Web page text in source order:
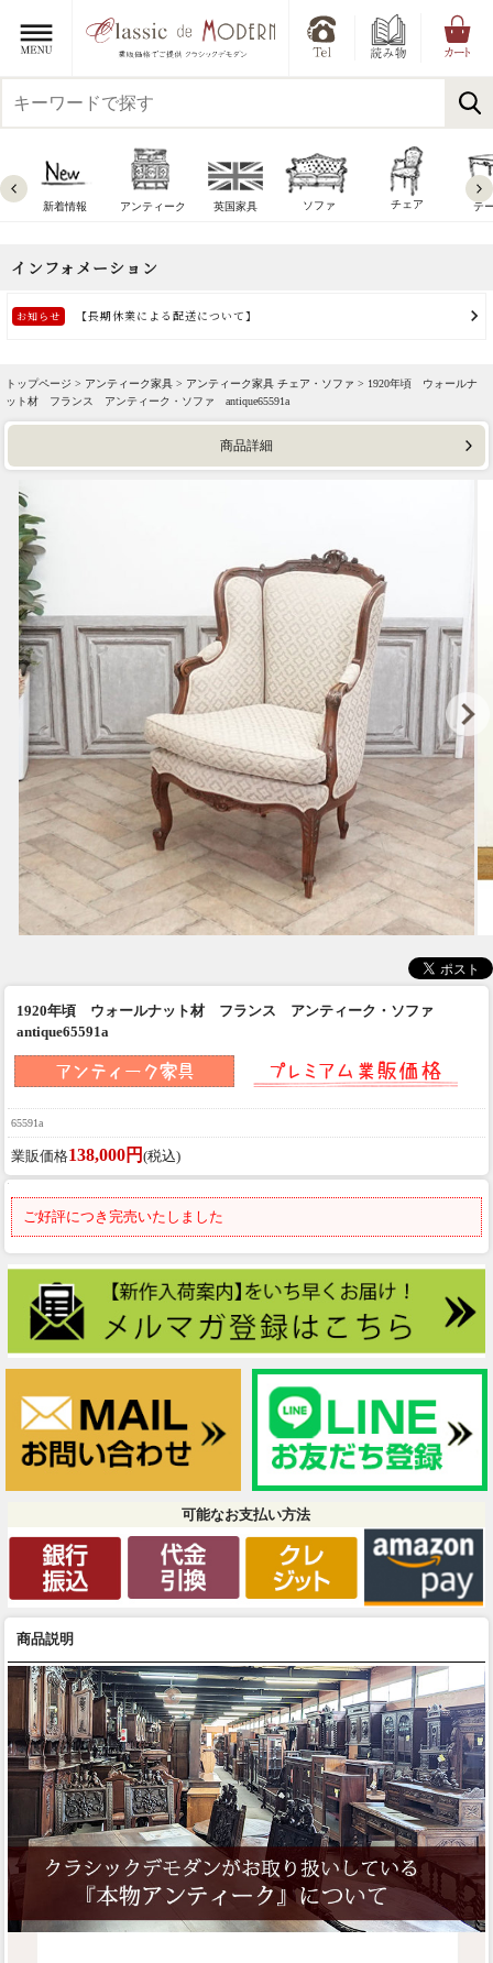
新着情報 アンティーク 英国家具 ソファ チェア テ
トップページ > アンティーク家具 > アンティーク家具 チェア・ソファ > 1920年頃 ウォールナ
ット材 フランス アンティーク・ソファ antique65591a
商品詳細
1920年頃 ウォールナット材 フランス アンティーク・ソファ
antique65591a
65591a
業販価格138,000円 (税込)
ご好評につき完売いたしました
可能なお支払い方法
商品説明